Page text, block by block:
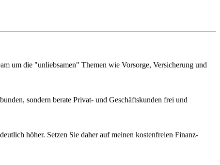
um die "unliebsamen" Themen wie Vorsorge, Versicherung und
sondern berate Privat- und Geschäftskunden frei und
höher. Setzen Sie daher auf meinen kostenfreien Finanz-